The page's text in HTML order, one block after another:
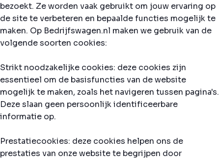
bezoekt. Ze worden vaak gebruikt om jouw ervaring op
de site te verbeteren en bepaalde functies mogelijk te
maken. Op Bedrijfswagen.nl maken we gebruik van de
volgende soorten cookies:
Strikt noodzakelijke cookies: deze cookies zijn
essentieel om de basisfuncties van de website
mogelijk te maken, zoals het navigeren tussen pagina's.
Deze slaan geen persoonlijk identificeerbare
informatie op.
Prestatiecookies: deze cookies helpen ons de
prestaties van onze website te begrijpen door